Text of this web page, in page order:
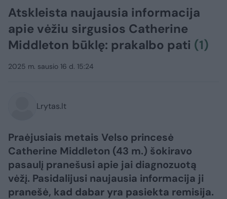
Atskleista naujausia informacija
apie vėžiu sirgusios Catherine
Middleton būklę: prakalbo pati (1)
2025 m. sausio 16 d. 15:24
Lrytas.lt
Praėjusiais metais Velso princesė
Catherine Middleton (43 m.) šokiravo
pasaulį pranešusi apie jai diagnozuotą
vėžį. Pasidalijusi naujausia informacija ji
pranešė, kad dabar yra pasiekta remisija.